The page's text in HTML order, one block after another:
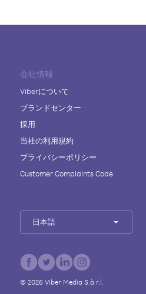
会社情報
Viberについて
ブランドセンター
採用
当社の利用規約
プライバシーポリシー
Customer Complaints Code
日本語
© 2026Viber Media S.à r.l.